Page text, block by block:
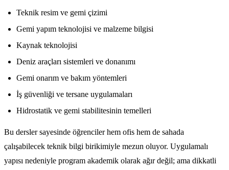
Teknik resim ve gemi çizimi
Gemi yapım teknolojisi ve malzeme bilgisi
Kaynak teknolojisi
Deniz araçları sistemleri ve donanımı
Gemi onarım ve bakım yöntemleri
İş güvenliği ve tersane uygulamaları
Hidrostatik ve gemi stabilitesinin temelleri
Bu dersler sayesinde öğrenciler hem ofis hem de sahada
çalışabilecek teknik bilgi birikimiyle mezun oluyor. Uygulamalı
yapısı nedeniyle program akademik olarak ağır değil; ama dikkatli